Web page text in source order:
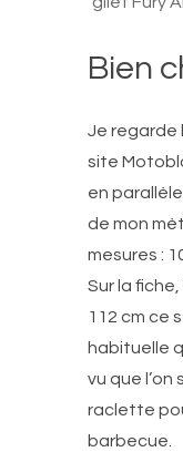
Bien
Je regarde
site
en
de mon
mesures :
Sur la
112 cm ce
habituelle
vu que l’on
raclette
barbecue.